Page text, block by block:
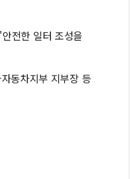
부군과 사우디 동시 공격… 위기
염…동물들도 특별식으로 여름나
코인터·DX 지분 일부 매각
안돼"...李 부동산 세제안에 與
전한 일터 조성을
동차지부 지부장 등